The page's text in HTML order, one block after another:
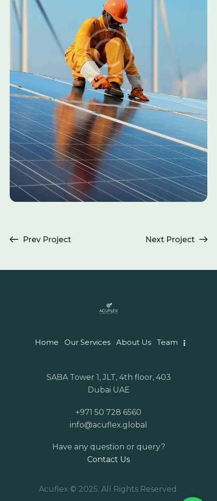
Prev Project Next Project
Home Our Services About Us Team
SABA Tower 1, JLT, 4th floor, 403
Dubai UAE
+971 50 728 6560
info@acuflex.global
Have any question or query?
Contact Us
Acuflex © 2025. All Rights Reserved.